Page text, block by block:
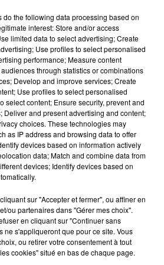
les plus vulnérables et susceptibles
décéder, nous pourrions rapidement
cette nouvelle arme contre le
MMZ dévoile « Mikasa », un
single entre amour et...
et Didi B dévoilent le single le plus
do the following data processing based on
interest: Store and/or access
limited data to select advertising; Create
Use profiles to select personalised
performance; Measure content
through statistics or combinations
Develop and improve services; Create
Use profiles to select personalised
select content; Ensure security, prevent and
Deliver and present advertising and content;
choices. These technologies may
as IP address and browsing data to offer
devices based on information actively
data; Match and combine data from
devices; Identify devices based on
sur "Accepter et fermer", ou affiner en
ou partenaires dans "Gérer mes choix".
en cliquant sur "Continuer sans
ne s'appliqueront que pour ce site. Vous
ou retirer votre consentement à tout
cookies" situé en bas de chaque page.